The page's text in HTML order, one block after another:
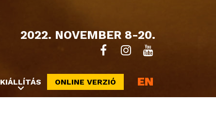
2022. NOVEMBER 8-20.
KIÁLLÍTÁS ONLINE VERZIÓ EN